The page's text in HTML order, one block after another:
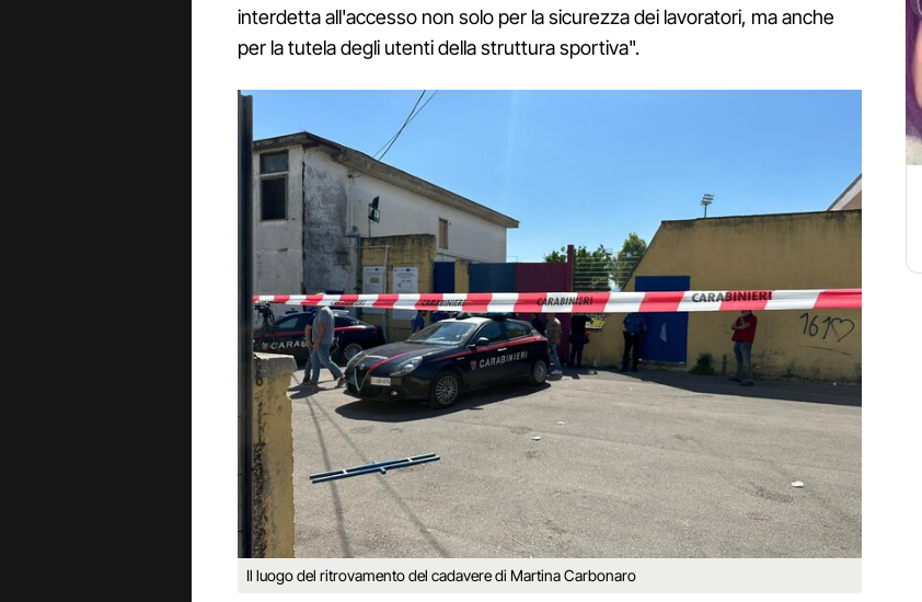
interdetta all'accesso non solo per la sicurezza dei lavoratori, ma anche
per la tutela degli utenti della struttura sportiva".
Il luogo del ritrovamento del cadavere di Martina Carbonaro